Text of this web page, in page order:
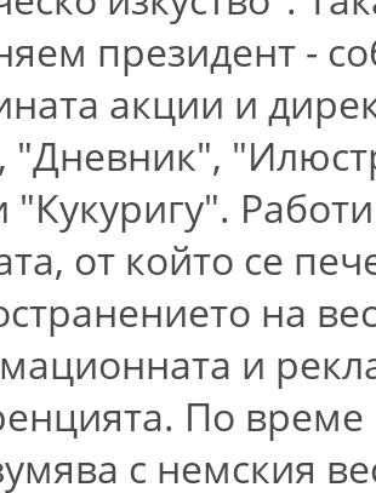
президент -
акции и
"Дневник",
"Кукуригу".
от който се
на
и
По
с немския